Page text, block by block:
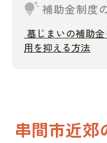
tips_and_updates補助金制度
墓じまいの補助
用を抑える方法
串間市近郊